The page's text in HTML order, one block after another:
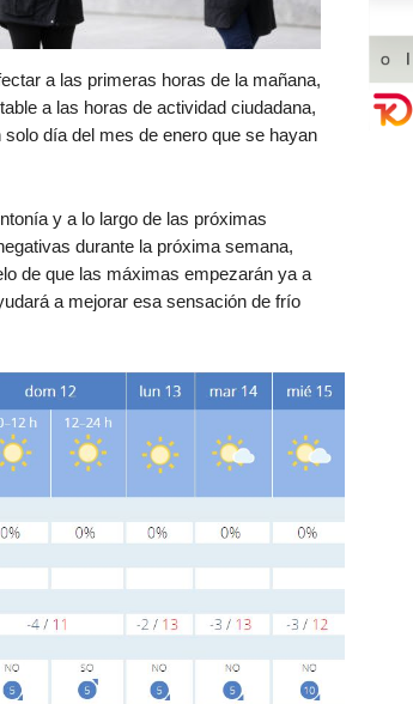
a las primeras horas de la mañana,
a las horas de actividad ciudadana,
día del mes de enero que se hayan
y a lo largo de las próximas
durante la próxima semana,
de que las máximas empezarán ya a
a mejorar esa sensación de frío